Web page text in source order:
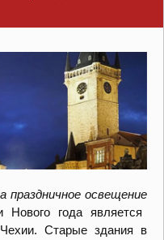
освещение
года является
Старые здания в